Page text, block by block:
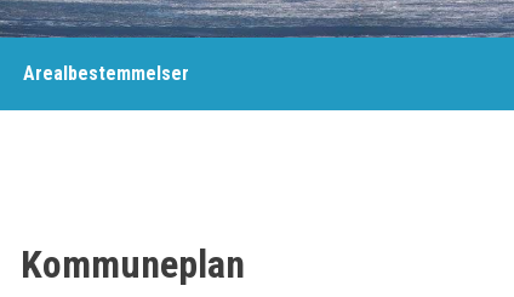
Arealbestemmelser
Kommuneplan